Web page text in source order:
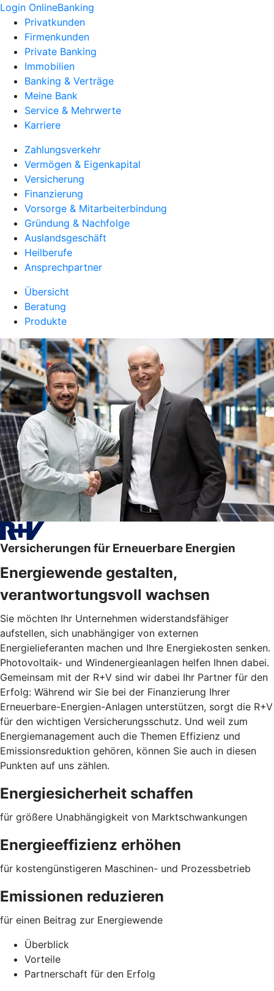
Login OnlineBanking
Privatkunden
Firmenkunden
Private Banking
Immobilien
Banking & Verträge
Meine Bank
Service & Mehrwerte
Karriere
Zahlungsverkehr
Vermögen & Eigenkapital
Versicherung
Finanzierung
Vorsorge & Mitarbeiterbindung
Gründung & Nachfolge
Auslandsgeschäft
Heilberufe
Ansprechpartner
Übersicht
Beratung
Produkte
Versicherungen für Erneuerbare Energien
Energiewende gestalten,
verantwortungsvoll wachsen
Sie möchten Ihr Unternehmen widerstandsfähiger
aufstellen, sich unabhängiger von externen
Energielieferanten machen und Ihre Energiekosten senken.
Photovoltaik- und Windenergieanlagen helfen Ihnen dabei.
Gemeinsam mit der R+V sind wir dabei Ihr Partner für den
Erfolg: Während wir Sie bei der Finanzierung Ihrer
Erneuerbare-Energien-Anlagen unterstützen, sorgt die R+V
für den wichtigen Versicherungsschutz. Und weil zum
Energiemanagement auch die Themen Effizienz und
Emissionsreduktion gehören, können Sie auch in diesen
Punkten auf uns zählen.
Energiesicherheit schaffen
für größere Unabhängigkeit von Marktschwankungen
Energieeffizienz erhöhen
für kostengünstigeren Maschinen- und Prozessbetrieb
Emissionen reduzieren
für einen Beitrag zur Energiewende
Überblick
Vorteile
Partnerschaft für den Erfolg